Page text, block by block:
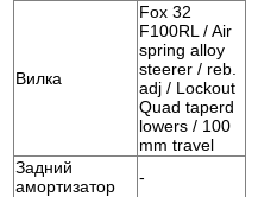
Вилка
Fox 32
F100RL / Air
spring alloy
steerer / reb.
adj / Lockout
Quad taperd
lowers / 100
mm travel
Задний
амортизатор
-